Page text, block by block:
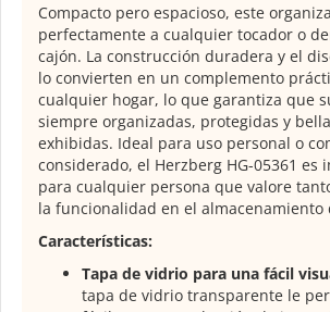
Compacto pero espacioso, este
perfectamente a cualquier tocador o
cajón. La construcción duradera y el
lo convierten en un complemento
cualquier hogar, lo que garantiza que
siempre organizadas, protegidas y
exhibidas. Ideal para uso personal o
considerado, el Herzberg HG-05361 es
para cualquier persona que valore
la funcionalidad en el almacenamiento
Características:
Tapa de vidrio para una fácil
tapa de vidrio transparente le